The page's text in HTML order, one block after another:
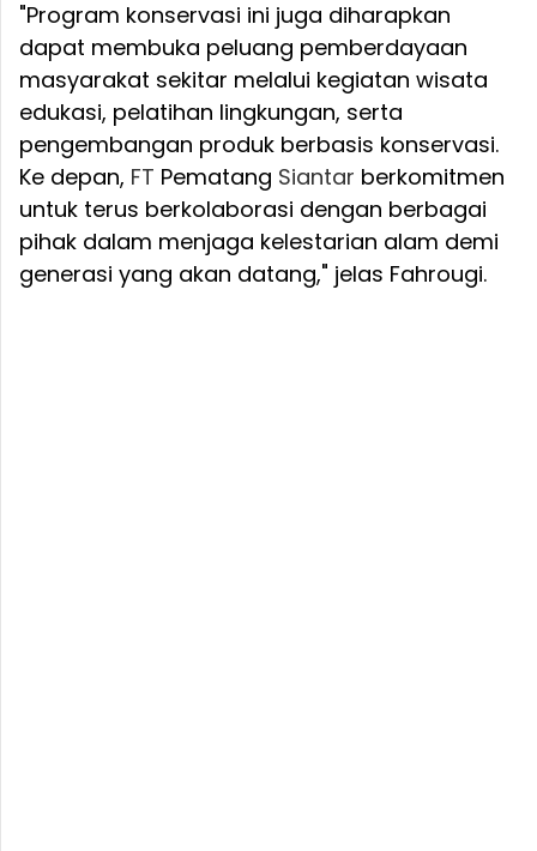
"Program konservasi ini juga diharapkan
dapat membuka peluang pemberdayaan
masyarakat sekitar melalui kegiatan wisata
edukasi, pelatihan lingkungan, serta
pengembangan produk berbasis konservasi.
Ke depan, FT Pematang Siantar berkomitmen
untuk terus berkolaborasi dengan berbagai
pihak dalam menjaga kelestarian alam demi
generasi yang akan datang," jelas Fahrougi.